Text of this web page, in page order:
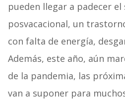
pueden llegar a padecer
posvacacional, un
con falta de energía,
Además, este año, aún
de la pandemia, las
van a suponer para